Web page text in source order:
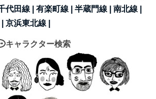
代田線 |有楽町線 |半蔵門線 |南北線 |
|京浜東北線 |
キャラクター検索